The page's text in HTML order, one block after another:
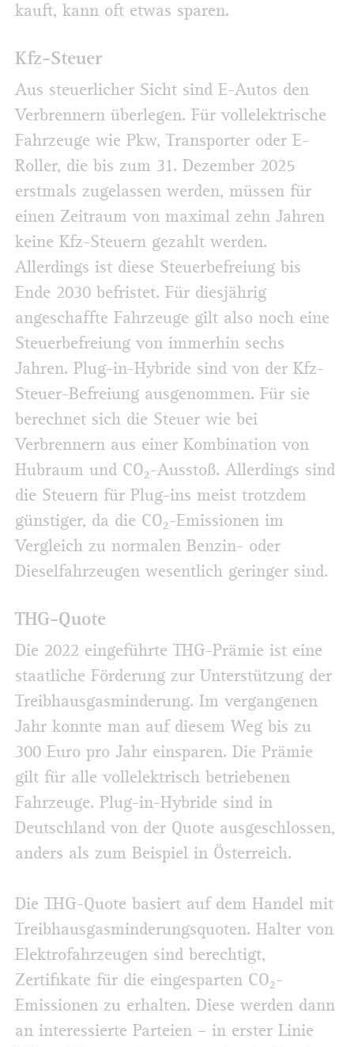
kauft, kann oft etwas sparen.
Kfz-Steuer
Aus steuerlicher Sicht sind E-Autos den
Verbrennern überlegen. Für vollelektrische
Fahrzeuge wie Pkw, Transporter oder E-
Roller, die bis zum 31. Dezember 2025
erstmals zugelassen werden, müssen für
einen Zeitraum von maximal zehn Jahren
keine Kfz-Steuern gezahlt werden.
Allerdings ist diese Steuerbefreiung bis
Ende 2030 befristet. Für diesjährig
angeschaffte Fahrzeuge gilt also noch eine
Steuerbefreiung von immerhin sechs
Jahren. Plug-in-Hybride sind von der Kfz-
Steuer-Befreiung ausgenommen. Für sie
berechnet sich die Steuer wie bei
Verbrennern aus einer Kombination von
Hubraum und CO₂-Ausstoß. Allerdings sind
die Steuern für Plug-ins meist trotzdem
günstiger, da die CO₂-Emissionen im
Vergleich zu normalen Benzin- oder
Dieselfahrzeugen wesentlich geringer sind.
THG-Quote
Die 2022 eingeführte THG-Prämie ist eine
staatliche Förderung zur Unterstützung der
Treibhausgasminderung. Im vergangenen
Jahr konnte man auf diesem Weg bis zu
300 Euro pro Jahr einsparen. Die Prämie
gilt für alle vollelektrisch betriebenen
Fahrzeuge. Plug-in-Hybride sind in
Deutschland von der Quote ausgeschlossen,
anders als zum Beispiel in Österreich.
Die THG-Quote basiert auf dem Handel mit
Treibhausgasminderungsquoten. Halter von
Elektrofahrzeugen sind berechtigt,
Zertifikate für die eingesparten CO₂-
Emissionen zu erhalten. Diese werden dann
an interessierte Parteien – in erster Linie